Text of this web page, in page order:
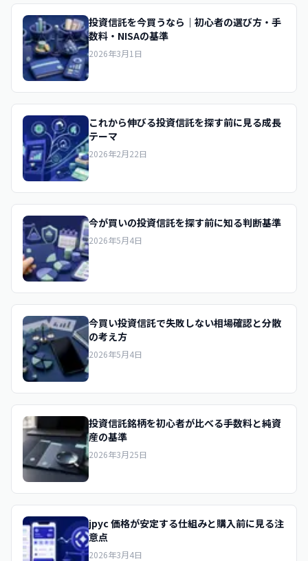
投資信託を今買うなら｜初心者の選び方・手
数料・NISAの基準
2026年3月1日
これから伸びる投資信託を探す前に見る成長
テーマ
2026年2月22日
今が買いの投資信託を探す前に知る判断基準
2026年5月4日
今買い投資信託で失敗しない相場確認と分散
の考え方
2026年5月4日
投資信託銘柄を初心者が比べる手数料と純資
産の基準
2026年3月25日
jpyc 価格が安定する仕組みと購入前に見る注
意点
2026年3月4日